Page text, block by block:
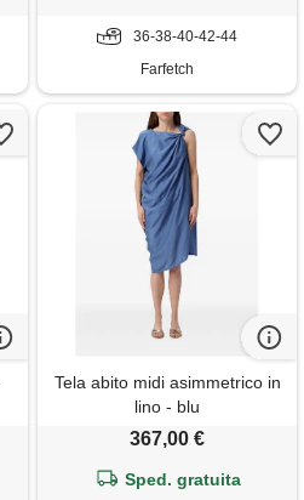
36-38-40-42-44
Farfetch
Tela abito midi asimmetrico in
lino - blu
367,00 €
Sped. gratuita